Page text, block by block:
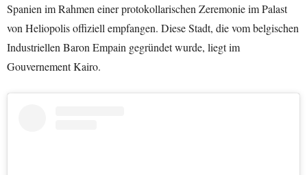
Spanien im Rahmen einer protokollarischen Zeremonie im Palast
von Heliopolis offiziell empfangen. Diese Stadt, die vom belgischen
Industriellen Baron Empain gegründet wurde, liegt im
Gouvernement Kairo.